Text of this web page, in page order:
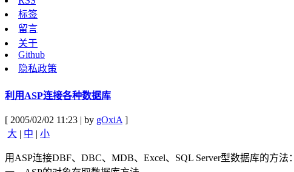
标签
留言
关于
Github
隐私政策
利用ASP连接各种数据库
[ 2005/02/02 11:23 | by gOxiA]
大 | 中 | 小
用ASP连接DBF、DBC、MDB、Excel、SQL Server型数据库的方法：